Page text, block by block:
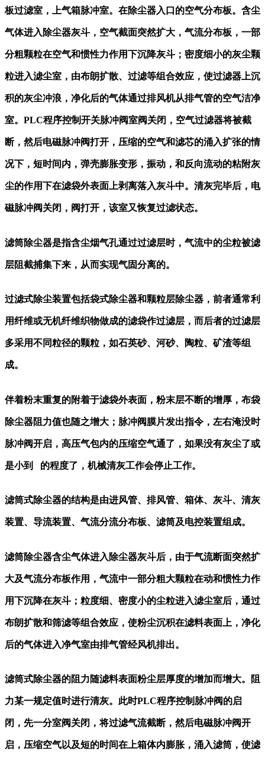
板过滤室，上气箱脉冲室。在除尘器入口的空气分布板。含尘
气体进入除尘器灰斗，空气截面突然扩大，气流分布板，一部
分粗颗粒在空气和惯性力作用下沉降灰斗；密度细小的灰尘颗
粒进入滤尘室，由布朗扩散、过滤等组合效应，使过滤器上沉
积的灰尘冲浪，净化后的气体通过排风机从排气管的空气洁净
室。PLC程序控制开关脉冲阀室阀关闭，空气过滤器将被截
断，然后电磁脉冲阀打开，压缩的空气和滤芯的涌入扩张的情
况下，短时间内，弹壳膨胀变形，振动，和反向流动的粘附灰
尘的作用下在滤袋外表面上剥离落入灰斗中。清灰完毕后，电
磁脉冲阀关闭，阀打开，该室又恢复过滤状态。
滤筒除尘器是指含尘烟气孔通过过滤层时，气流中的尘粒被滤
层阻截捕集下来，从而实现气固分离的。
过滤式除尘装置包括袋式除尘器和颗粒层除尘器，前者通常利
用纤维或无机纤维织物做成的滤袋作过滤层，而后者的过滤层
多采用不同粒径的颗粒，如石英砂、河砂、陶粒、矿渣等组
成。
伴着粉末重复的附着于滤袋外表面，粉末层不断的增厚，布袋
除尘器阻力值也随之增大；脉冲阀膜片发出指令，左右淹没时
脉冲阀开启，高压气包内的压缩空气通了，如果没有灰尘了或
是小到 的程度了，机械清灰工作会停止工作。
滤筒式除尘器的结构是由进风管、排风管、箱体、灰斗、清灰
装置、导流装置、气流分流分布板、滤筒及电控装置组成。
滤筒除尘器含尘气体进入除尘器灰斗后，由于气流断面突然扩
大及气流分布板作用，气流中一部分粗大颗粒在动和惯性力作
用下沉降在灰斗；粒度细、密度小的尘粒进入滤尘室后，通过
布朗扩散和筛滤等组合效应，使粉尘沉积在滤料表面上，净化
后的气体进入净气室由排气管经风机排出。
滤筒式除尘器的阻力随滤料表面粉尘层厚度的增加而增大。阻
力某一规定值时进行清灰。此时PLC程序控制脉冲阀的启
闭，先一分室阀关闭，将过滤气流截断，然后电磁脉冲阀开
启，压缩空气以及短的时间在上箱体内膨胀，涌入滤筒，使滤